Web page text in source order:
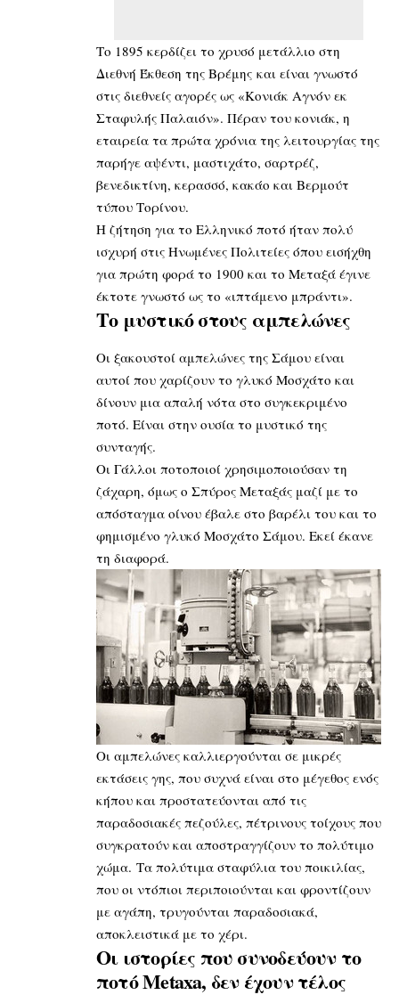
Το 1895 κερδίζει το χρυσό μετάλλιο στη
Διεθνή Έκθεση της Βρέμης και είναι γνωστό
στις διεθνείς αγορές ως «Κονιάκ Αγνόν εκ
Σταφυλής Παλαιόν». Πέραν του κονιάκ, η
εταιρεία τα πρώτα χρόνια της λειτουργίας της
παρήγε αψέντι, μαστιχάτο, σαρτρέζ,
βενεδικτίνη, κερασσό, κακάο και Βερμούτ
τύπου Τορίνου.
Η ζήτηση για το Ελληνικό ποτό ήταν πολύ
ισχυρή στις Ηνωμένες Πολιτείες όπου εισήχθη
για πρώτη φορά το 1900 και το Μεταξά έγινε
έκτοτε γνωστό ως το «ιπτάμενο μπράντι».
Το μυστικό στους αμπελώνες
Οι ξακουστοί αμπελώνες της Σάμου είναι
αυτοί που χαρίζουν το γλυκό Μοσχάτο και
δίνουν μια απαλή νότα στο συγκεκριμένο
ποτό. Είναι στην ουσία το μυστικό της
συνταγής.
Οι Γάλλοι ποτοποιοί χρησιμοποιούσαν τη
ζάχαρη, όμως ο Σπύρος Μεταξάς μαζί με το
απόσταγμα οίνου έβαλε στο βαρέλι του και το
φημισμένο γλυκό Μοσχάτο Σάμου. Εκεί έκανε
τη διαφορά.
Οι αμπελώνες καλλιεργούνται σε μικρές
εκτάσεις γης, που συχνά είναι στο μέγεθος ενός
κήπου και προστατεύονται από τις
παραδοσιακές πεζούλες, πέτρινους τοίχους που
συγκρατούν και αποστραγγίζουν το πολύτιμο
χώμα. Τα πολύτιμα σταφύλια του ποικιλίας,
που οι ντόπιοι περιποιούνται και φροντίζουν
με αγάπη, τρυγούνται παραδοσιακά,
αποκλειστικά με το χέρι.
Οι ιστορίες που συνοδεύουν το
ποτό Metaxa, δεν έχουν τέλος